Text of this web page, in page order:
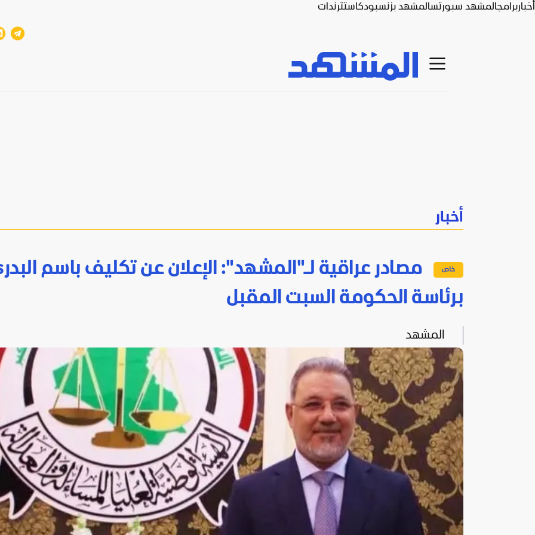
أخباربرامجالمشهد سبورتسالمشهد بزنسبودكاستترندات
أخبار
مصادر عراقية لـ"المشهد": الإعلان عن تكليف باسم
برئاسة الحكومة السبت المقبل
المشهد